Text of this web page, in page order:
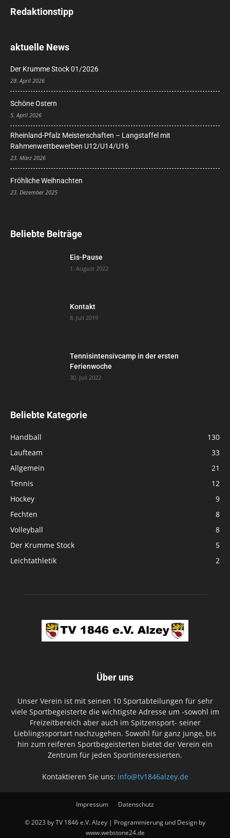
Redaktionstipp
aktuelle News
Der Krumme Stock 01/2026
28. April 2026
Schöne Ostern
5. April 2026
Rheinland-Pfalz Meisterschaften – Langstaffel mit
Rahmenwettbewerben U12/U14/U16
23. März 2026
Fröhliche Weihnachten
23. Dezember 2025
Beliebte Beiträge
Eis-Pause
1. August 2022
Kontakt
8. Juli 2019
Tennisintensivcamp in der ersten
Ferienwoche
30. Juli 2022
Beliebte Kategorie
Handball
130
Laufteam
33
Allgemein
21
Tennis
12
Hockey
9
Fechten
8
Volleyball
8
Der Krumme Stock
5
Leichtathletik
2
Über uns
Unser Verein ist mit seinen 10 Sportabteilungen für sehr
viele Sportbegeisterte die wichtigste Adresse um -sowohl im
Freizeitbereich aber auch im Spitzensport- seiner
Lieblingssportart nachzugehen. Sowohl für ganz junge, bis
hin zum reiferen Sportbegeisterten bietet der Verein ein
Zentrum für jeden Sportinteressierten.
Kontaktieren Sie uns: info@tv1846alzey.de
Impressum Datenschutz
© 2023 by TV 1846 e.V. Alzey | Programmierung und Design by
www.webstone24.de